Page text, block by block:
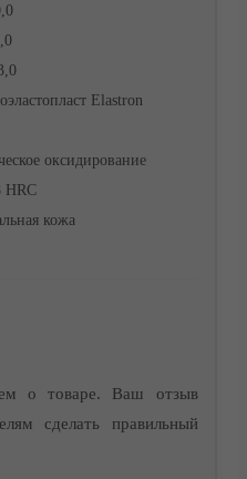
Elastron
оксидирование
HRC
кожа
о товаре. Ваш отзыв
сделать правильный